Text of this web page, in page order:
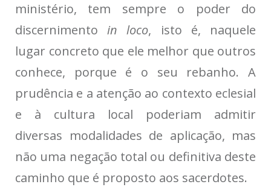
ministério, tem sempre o poder do
discernimentoin loco, isto é, naquele
lugar concreto que ele melhor que outros
conhece, porque é o seu rebanho. A
prudência e a atenção ao contexto eclesial
e à cultura local poderiam admitir
diversas modalidades de aplicação, mas
não uma negação total ou definitiva deste
caminho que é proposto aos sacerdotes.